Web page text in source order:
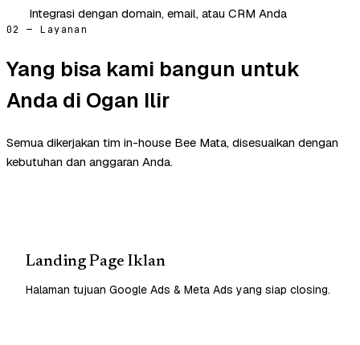
Integrasi dengan domain, email, atau CRM Anda
02 — Layanan
Yang bisa kami bangun untuk
Anda di Ogan Ilir
Semua dikerjakan tim in-house Bee Mata, disesuaikan dengan
kebutuhan dan anggaran Anda.
Landing Page Iklan
Halaman tujuan Google Ads & Meta Ads yang siap closing.